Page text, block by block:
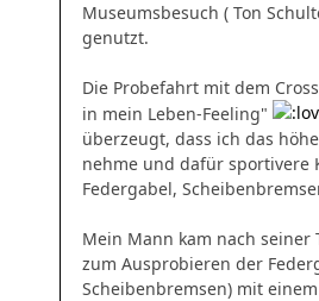
Museumsbesuch ( Ton
genutzt.
Die Probefahrt mit dem
in mein Leben-Feeling"
überzeugt, dass ich das
nehme und dafür sportivere
Federgabel,
Mein Mann kam nach seiner
zum Ausprobieren der
Scheibenbremsen) mit